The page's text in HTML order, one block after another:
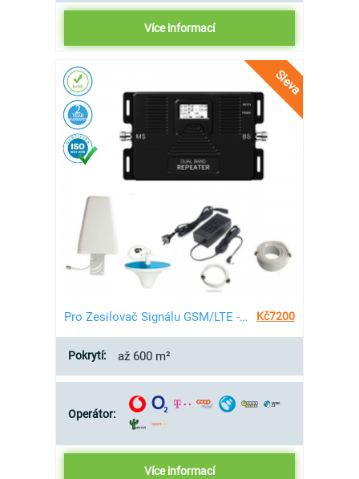
Více informací
Sleva
Pro Zesilovač Signálu GSM/LTE - 600 m² Kč7200
Pokrytí: až 600 m²
Operátor:
Více informací